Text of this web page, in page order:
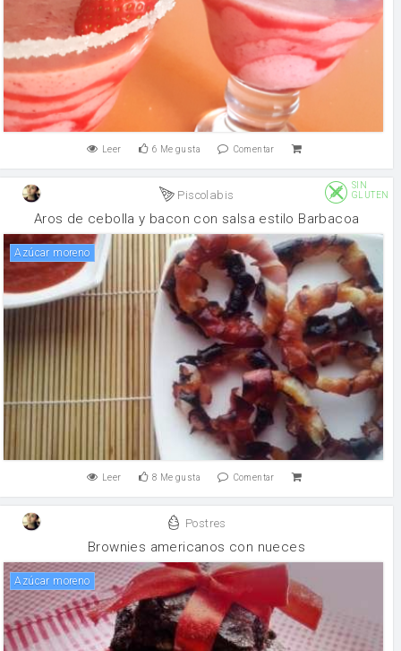
Leer 6 Me gusta Comentar
Piscolabis
SIN
GLUTEN
Aros de cebolla y bacon con salsa estilo Barbacoa
Azúcar moreno
Leer 8 Me gusta Comentar
Postres
Brownies americanos con nueces
Azúcar moreno